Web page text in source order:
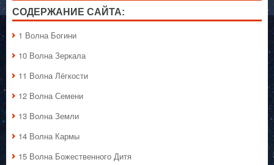
СОДЕРЖАНИЕ САЙТА:
1 Волна Богини
10 Волна Зеркала
11 Волна Лёгкости
12 Волна Семени
13 Волна Земли
14 Волна Кармы
15 Волна Божественного Дитя